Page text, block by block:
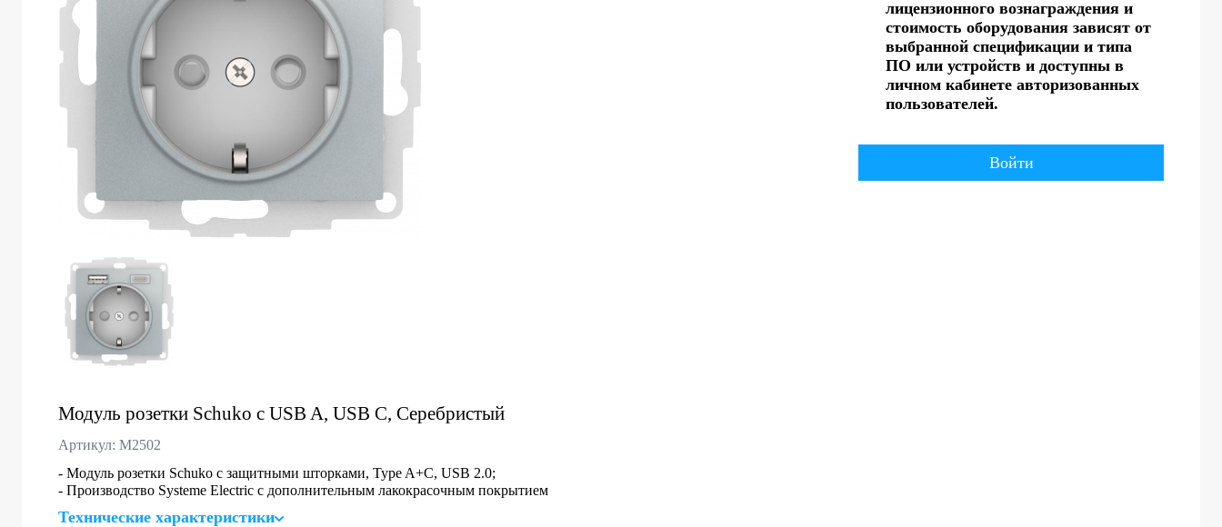
Модуль розетки Schuko с USB A, USB C, Серебристый
Артикул: M2502
- Модуль розетки Schuko с защитными шторками, Type A+C, USB 2.0;
- Производство Systeme Electric с дополнительным лакокрасочным покрытием
Технические характеристики
лицензионного вознаграждения и
стоимость оборудования зависят от
выбранной спецификации и типа
ПО или устройств и доступны в
личном кабинете авторизованных
пользователей.
Войти